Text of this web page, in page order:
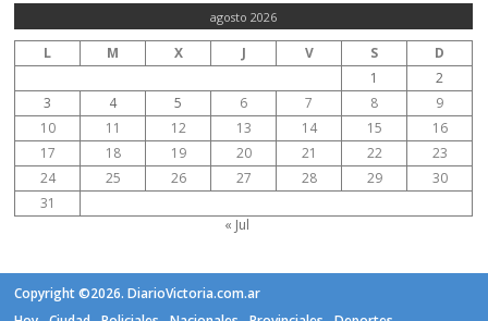
agosto 2026
L M X J V S
D
1
2
3
4 5 6 7 8
9
10
11 12 13 14 15
16
17
18 19 20 21 22
23
24
25 26 27 28 29
30
31
« Jul
Copyright ©2026. DiarioVictoria.com.ar